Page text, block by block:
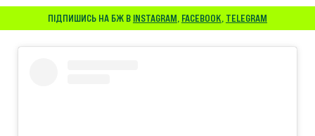
ПІДПИШИСЬ НА БЖ В INSTAGRAM, FACEBOOK, TELEGRAM